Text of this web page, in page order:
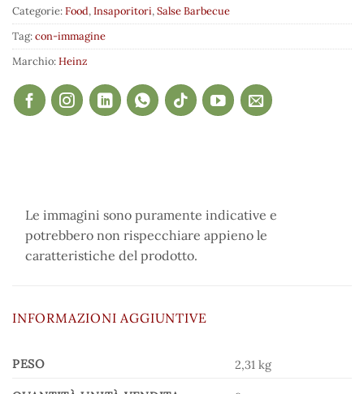
Categorie:Food,Insaporitori,Salse Barbecue
Tag:con-immagine
Marchio:Heinz
Le immagini sono puramente indicative e
potrebbero non rispecchiare appieno le
caratteristiche del prodotto.
INFORMAZIONI AGGIUNTIVE
PESO 2,31 kg